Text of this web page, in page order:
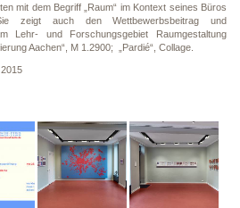
mit dem Begriff „Raum“ im Kontext seines Büros
zeigt auch den Wettbewerbsbeitrag und
Lehr- und Forschungsgebiet Raumgestaltung
Aachen“, M 1.2900; „Pardié“, Collage.